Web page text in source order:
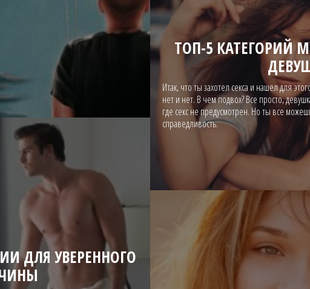
ТОП-5 КАТЕГОРИЙ
Итак, что ты захотел секса и нашел для
нет и нет. В чем подвох? Все просто,
где секс не предусмотрен. Но ты все
справедливость.
ДЛЯ УВЕРЕННОГО